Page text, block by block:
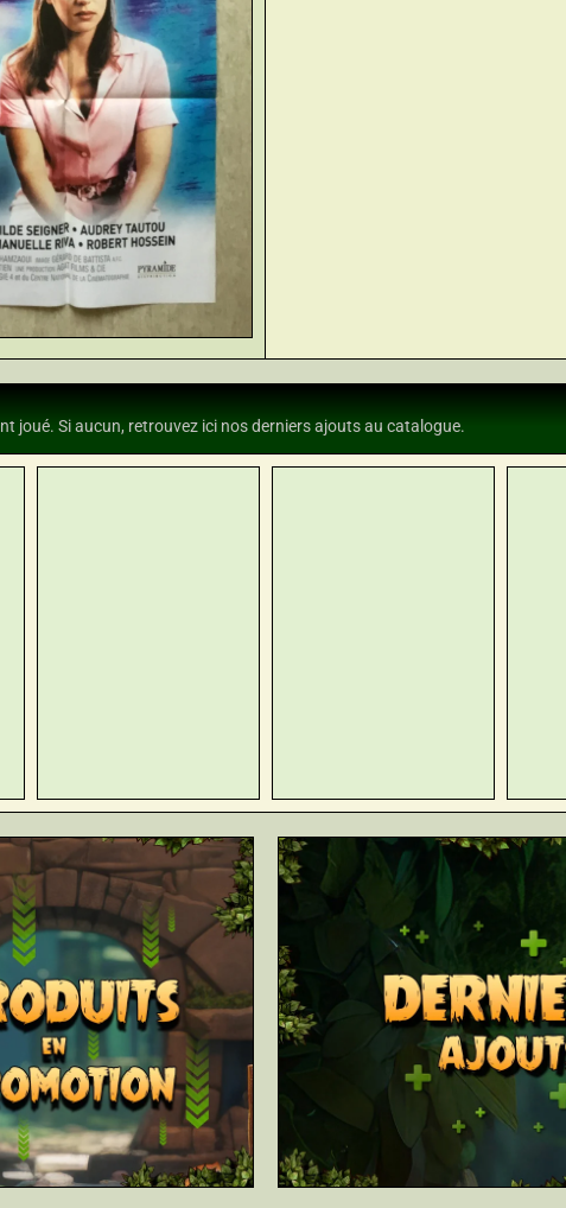
joué. Si aucun, retrouvez ici nos derniers ajouts au catalogue.